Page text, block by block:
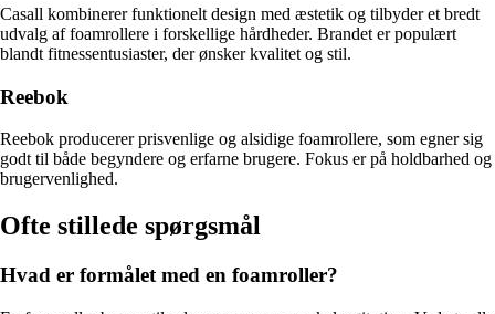
Casall kombinerer funktionelt design med æstetik og tilbyder et bredt
udvalg af foamrollere i forskellige hårdheder. Brandet er populært
blandt fitnessentusiaster, der ønsker kvalitet og stil.
Reebok
Reebok producerer prisvenlige og alsidige foamrollere, som egner sig
godt til både begyndere og erfarne brugere. Fokus er på holdbarhed og
brugervenlighed.
Ofte stillede spørgsmål
Hvad er formålet med en foamroller?